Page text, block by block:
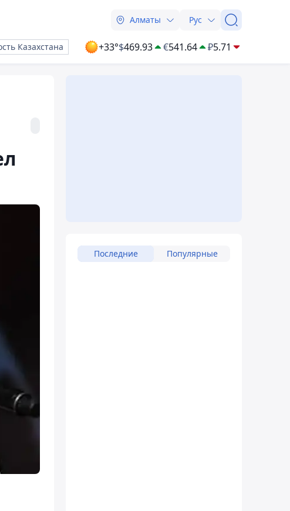
Алматы Рус
Казахстана +33°$469.93 €541.64 ₽5.71
Последние Популярные